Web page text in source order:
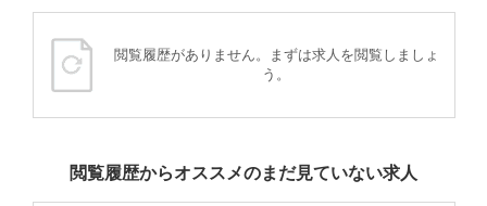
閲覧履歴がありません。まずは求人を閲覧しましょ
う。
閲覧履歴からオススメのまだ見ていない求人